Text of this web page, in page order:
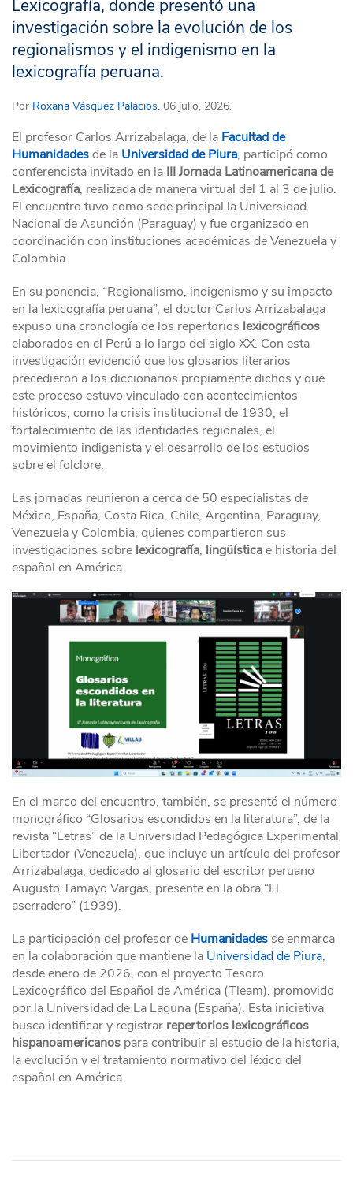
Lexicografía, donde presentó una
investigación sobre la evolución de los
regionalismos y el indigenismo en la
lexicografía peruana.
Por Roxana Vásquez Palacios. 06 julio, 2026.
El profesor Carlos Arrizabalaga, de la Facultad de
Humanidadesde la Universidad de Piura, participó como
conferencista invitado en la III Jornada Latinoamericana de
Lexicografía, realizada de manera virtual del 1 al 3 de julio.
El encuentro tuvo como sede principal la Universidad
Nacional de Asunción (Paraguay) y fue organizado en
coordinación con instituciones académicas de Venezuela y
Colombia.
En su ponencia, “Regionalismo, indigenismo y su impacto
en la lexicografía peruana”, el doctor Carlos Arrizabalaga
expuso una cronología de los repertorios lexicográficos
elaborados en el Perú a lo largo del siglo XX. Con esta
investigación evidenció que los glosarios literarios
precedieron a los diccionarios propiamente dichos y que
este proceso estuvo vinculado con acontecimientos
históricos, como la crisis institucional de 1930, el
fortalecimiento de las identidades regionales, el
movimiento indigenista y el desarrollo de los estudios
sobre el folclore.
Las jornadas reunieron a cerca de 50 especialistas de
México, España, Costa Rica, Chile, Argentina, Paraguay,
Venezuela y Colombia, quienes compartieron sus
investigaciones sobre lexicografía, lingüísticae historia del
español en América.
En el marco del encuentro, también, se presentó el número
monográfico “Glosarios escondidos en la literatura”, de la
revista “Letras” de la Universidad Pedagógica Experimental
Libertador (Venezuela), que incluye un artículo del profesor
Arrizabalaga, dedicado al glosario del escritor peruano
Augusto Tamayo Vargas, presente en la obra “El
aserradero” (1939).
La participación del profesor de Humanidades se enmarca
en la colaboración que mantiene la Universidad de Piura,
desde enero de 2026, con el proyecto Tesoro
Lexicográfico del Español de América (Tleam), promovido
por la Universidad de La Laguna (España). Esta iniciativa
busca identificar y registrar repertorios lexicográficos
hispanoamericanos para contribuir al estudio de la historia,
la evolución y el tratamiento normativo del léxico del
español en América.